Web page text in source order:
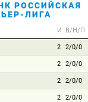
РОССИЙСКАЯ
ЛИГА
И В/Н/П
2 2/0/0
2 2/0/0
2 2/0/0
2 2/0/0